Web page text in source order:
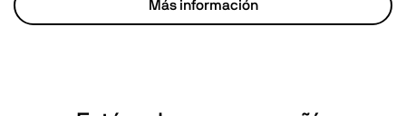
Más información